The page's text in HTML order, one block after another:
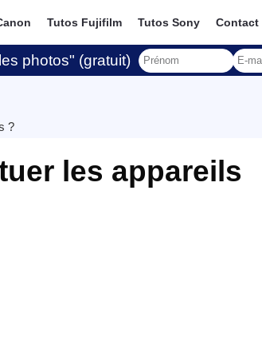
Tutos Fujifilm Tutos Sony Contact
photos" (gratuit)
?
les appareils